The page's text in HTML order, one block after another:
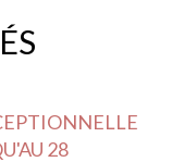
28